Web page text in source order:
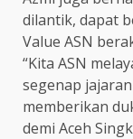
dilantik, dapat
Value ASN
“Kita ASN
segenap
memberikan
demi Aceh